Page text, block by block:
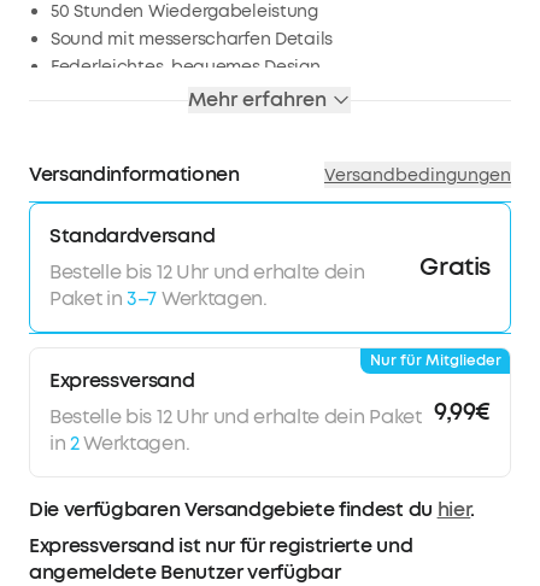
50 Stunden Wiedergabeleistung
Sound mit messerscharfen Details
Federleichtes, bequemes Design
Mehr erfahren
Versandinformationen Versandbedingungen
Standardversand
Bestelle bis 12 Uhr und erhalte dein
Paket in3–7Werktagen.
Gratis
Expressversand
Bestelle bis 12 Uhr und erhalte dein Paket
in2Werktagen.
9,99€
Nur für Mitglieder
Die verfügbaren Versandgebiete findest du hier.
Expressversand ist nur für registrierte und
angemeldete Benutzer verfügbar